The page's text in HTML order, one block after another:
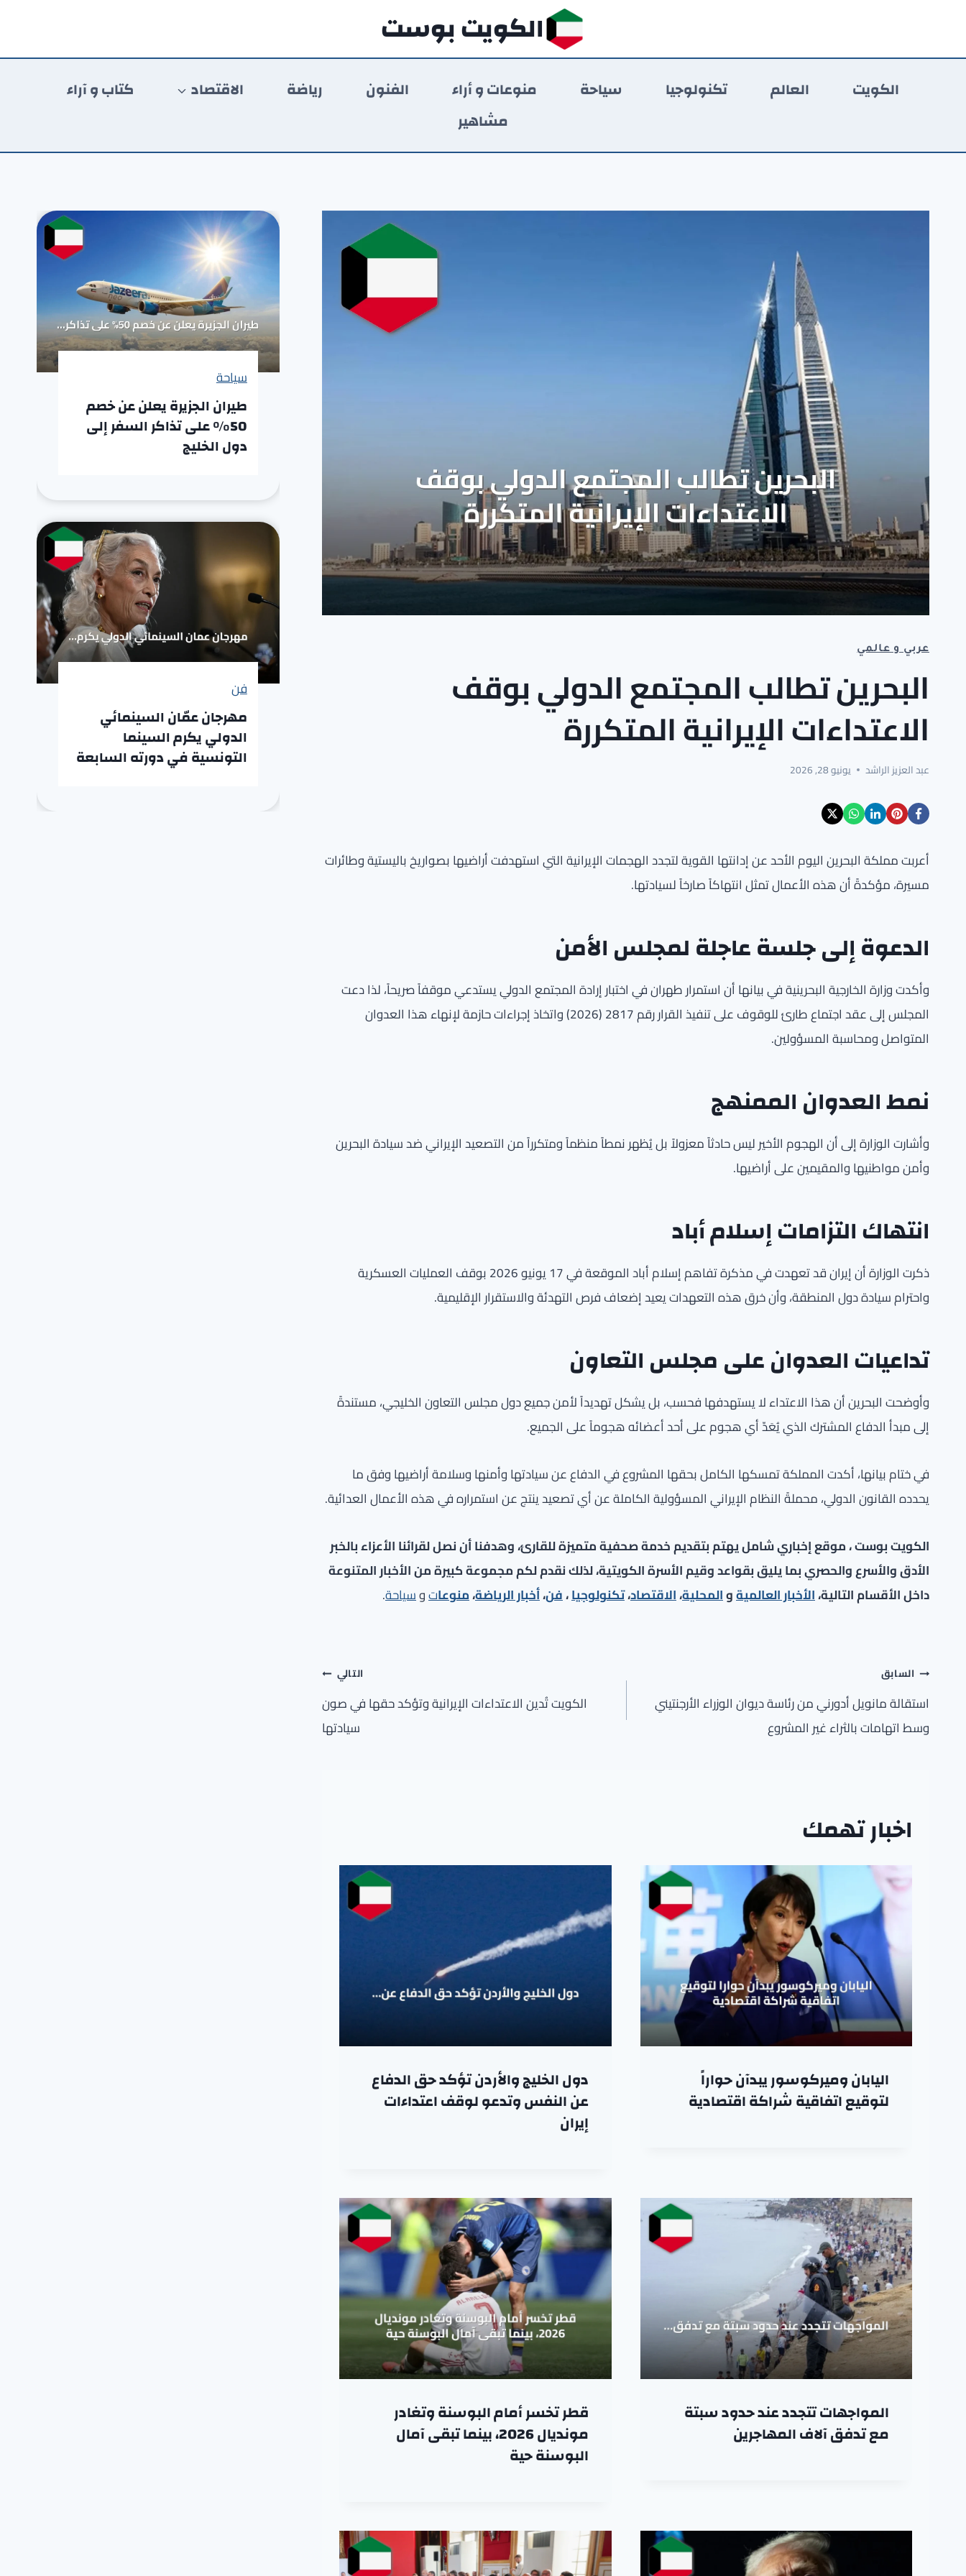
المحتوى
الكويت بوست
الكويت العالم تكنولوجيا سياحة منوعات و أراء الفنون رياضة الاقتصاد
كتاب و آراء
مشاهير
عربي و عالمي
البحرين تطالب المجتمع الدولي بوقف
الاعتداءات الإيرانية المتكررة
عبد العزيز الراشد يونيو 28, 2026
أعربت مملكة البحرين اليوم الأحد عن إدانتها القوية لتجدد الهجمات الإيرانية التي استهدفت أراضيها بصواريخ باليستية وطائرات
مسيرة، مؤكدةً أن هذه الأعمال تمثل انتهاكاً صارخاً لسيادتها.
الدعوة إلى جلسة عاجلة لمجلس الأمن
وأكدت وزارة الخارجية البحرينية في بيانها أن استمرار طهران في اختبار إرادة المجتمع الدولي يستدعي موقفاً صريحاً، لذا دعت
المجلس إلى عقد اجتماع طارئ للوقوف على تنفيذ القرار رقم 2817 (2026) واتخاذ إجراءات حازمة لإنهاء هذا العدوان
المتواصل ومحاسبة المسؤولين.
نمط العدوان الممنهج
وأشارت الوزارة إلى أن الهجوم الأخير ليس حادثاً معزولاً بل يُظهر نمطاً منظماً ومتكرراً من التصعيد الإيراني ضد سيادة البحرين
وأمن مواطنيها والمقيمين على أراضيها.
انتهاك التزامات إسلام أباد
ذكرت الوزارة أن إيران قد تعهدت في مذكرة تفاهم إسلام أباد الموقعة في 17 يونيو 2026 بوقف العمليات العسكرية
واحترام سيادة دول المنطقة، وأن خرق هذه التعهدات يعيد إضعاف فرص التهدئة والاستقرار الإقليمية.
تداعيات العدوان على مجلس التعاون
وأوضحت البحرين أن هذا الاعتداء لا يستهدفها فحسب، بل يشكل تهديداً لأمن جميع دول مجلس التعاون الخليجي، مستندةً
إلى مبدأ الدفاع المشترك الذي يُعَدّ أي هجوم على أحد أعضائه هجوماً على الجميع.
في ختام بيانها، أكدت المملكة تمسكها الكامل بحقها المشروع في الدفاع عن سيادتها وأمنها وسلامة أراضيها وفق ما
يحدده القانون الدولي، محملةً النظام الإيراني المسؤولية الكاملة عن أي تصعيد ينتج عن استمراره في هذه الأعمال العدائية.
الكويت بوست ، موقع إخباري شامل يهتم بتقديم خدمة صحفية متميزة للقارئ، وهدفنا أن نصل لقرائنا الأعزاء بالخبر
الأدق والأسرع والحصري بما يليق بقواعد وقيم الأسرة الكويتية، لذلك نقدم لكم مجموعة كبيرة من الأخبار المتنوعة
داخل الأقسام التالية،الأخبار العالميةوالمحلية،الاقتصاد،تكنولوجيا،فن،أخبار الرياضة،منوعاتوسياحة.
تصفّح
المقالات
السابق
استقالة مانويل أدورني من رئاسة ديوان الوزراء الأرجنتيني
وسط اتهامات بالثراء غير المشروع
التالي
الكويت تُدين الاعتداءات الإيرانية وتؤكد حقها في صون
سيادتها
اخبار تهمك
اليابان وميركوسور يبدآن حواراً
لتوقيع اتفاقية شراكة اقتصادية
دول الخليج والأردن تؤكد حق الدفاع
عن النفس وتدعو لوقف اعتداءات
إيران
المواجهات تتجدد عند حدود سبتة
مع تدفق آلاف المهاجرين
قطر تخسر أمام البوسنة وتغادر
مونديال 2026، بينما تبقى آمال
البوسنة حية
سياحة
طيران الجزيرة يعلن عن خصم
50% على تذاكر السفر إلى
دول الخليج
فن
مهرجان عمّان السينمائي
الدولي يكرم السينما
التونسية في دورته السابعة